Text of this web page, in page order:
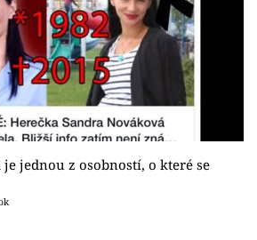
je jednou z osobností, o které se